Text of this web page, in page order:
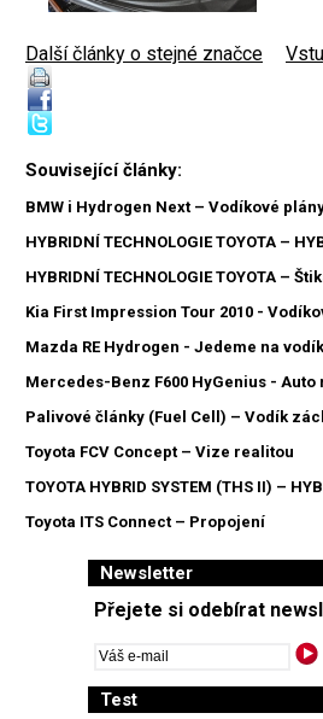
Další články o stejné značce
Související články:
BMW i Hydrogen Next – Vodíkové
HYBRIDNÍ TECHNOLOGIE TOYOTA –
HYBRIDNÍ TECHNOLOGIE TOYOTA –
Kia First Impression Tour 2010 -
Mazda RE Hydrogen - Jedeme na
Mercedes-Benz F600 HyGenius - Auto
Palivové články (Fuel Cell) – Vodík
Toyota FCV Concept – Vize realitou
TOYOTA HYBRID SYSTEM (THS II) –
Toyota ITS Connect – Propojení
Newsletter
Přejete si odebírat
Test